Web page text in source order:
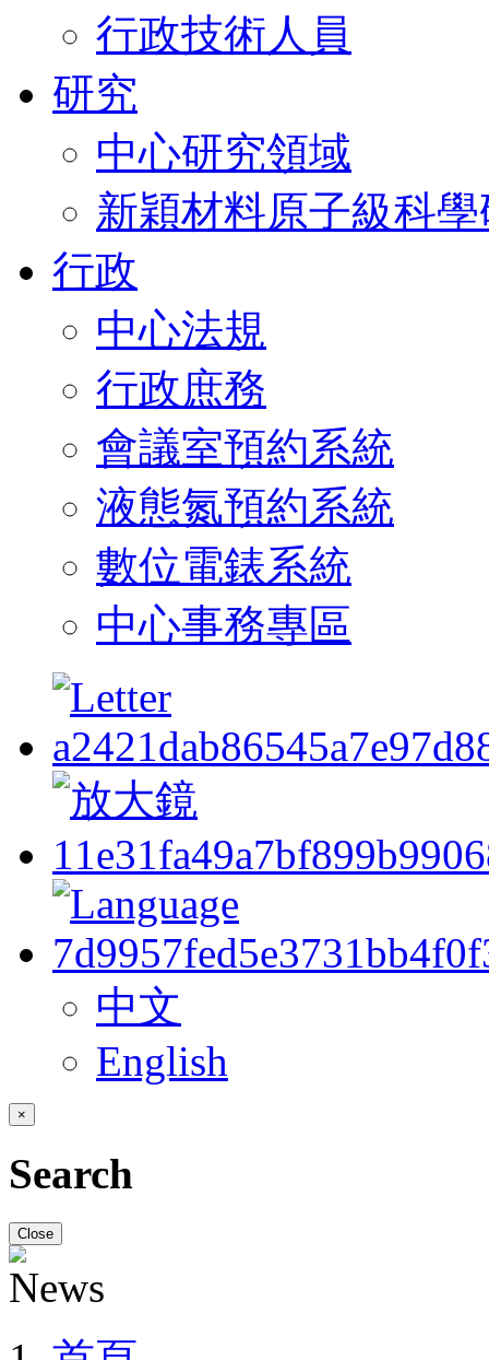
行政技術人員
研究
中心研究領域
新穎材料原子級科
行政
中心法規
行政庶務
會議室預約系統
液態氮預約系統
數位電錶系統
中心事務專區
中文
English
×
Search
Close